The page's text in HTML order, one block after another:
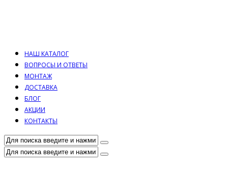
НАШ КАТАЛОГ
ВОПРОСЫ И ОТВЕТЫ
МОНТАЖ
ДОСТАВКА
БЛОГ
АКЦИИ
КОНТАКТЫ